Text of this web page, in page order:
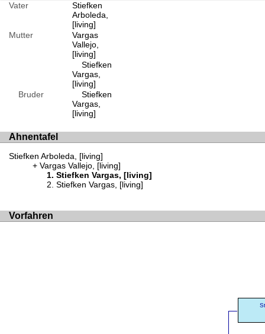
Vater
Stiefken
Arboleda,
[living]
Mutter
Vargas
Vallejo,
[living]
Stiefken
Vargas,
[living]
Bruder
Stiefken
Vargas,
[living]
Ahnentafel
Stiefken Arboleda, [living]
Vargas Vallejo, [living]
Stiefken Vargas, [living]
Stiefken Vargas, [living]
Vorfahren